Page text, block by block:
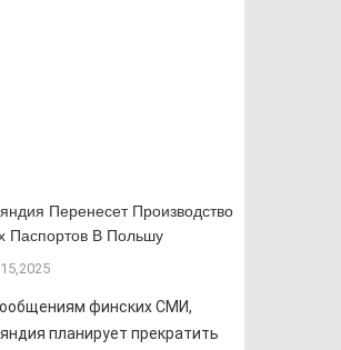
Перенесет Производство
Паспортов В Польшу
финских СМИ,
планирует прекратить